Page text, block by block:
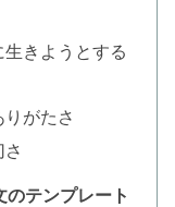
きようとする
がたさ
のテンプレート